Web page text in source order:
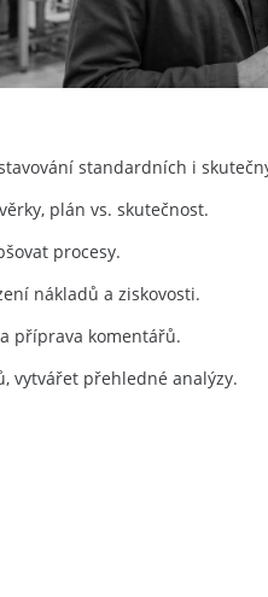
standardních i
plán vs. skutečnost.
procesy.
nákladů a ziskovosti.
příprava komentářů.
vytvářet přehledné analýzy.